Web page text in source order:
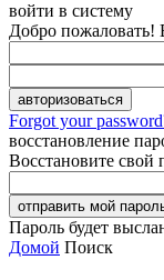
войти в систему
Добро пожаловать!
Forgot your
восстановление
Восстановите свой
Пароль будет
Домой Поиск